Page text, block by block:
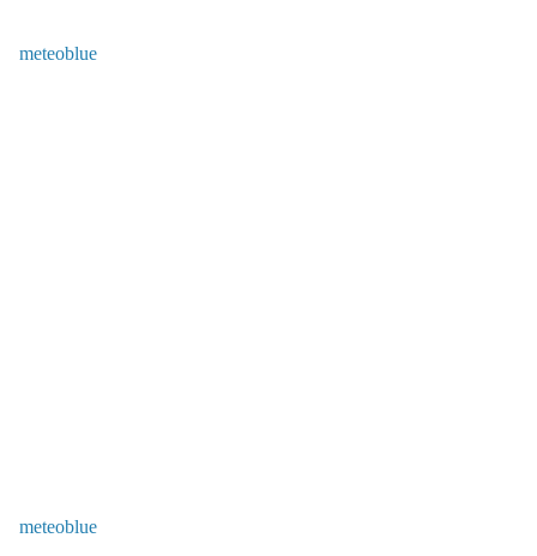
meteoblue
meteoblue